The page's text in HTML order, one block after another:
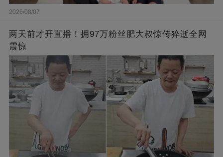
2026/08/07
两天前才开直播！拥97万粉丝肥大叔惊传猝逝全网
震惊